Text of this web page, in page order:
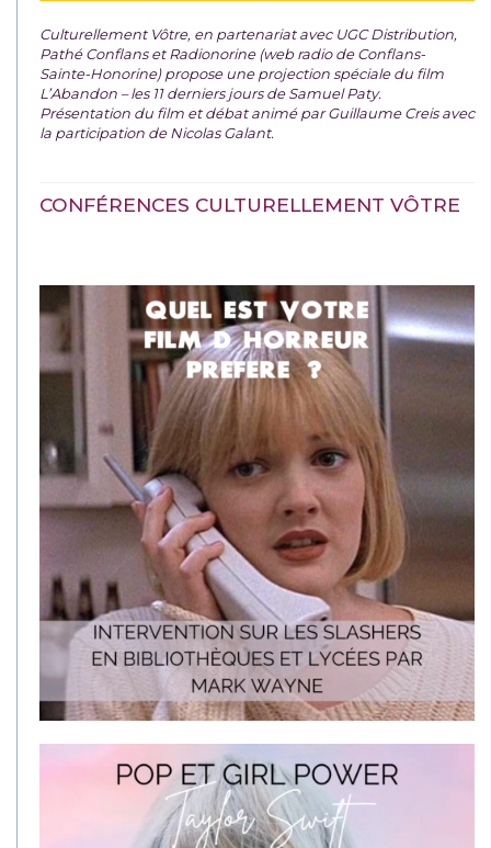
Culturellement Vôtre, en partenariat avec UGC Distribution,
Pathé Conflans et Radionorine (web radio de Conflans-
Sainte-Honorine) propose une projection spéciale du film
L’Abandon – les 11 derniers jours de Samuel Paty.
Présentation du film et débat animé par Guillaume Creis avec
la participation de Nicolas Galant.
CONFÉRENCES CULTURELLEMENT VÔTRE